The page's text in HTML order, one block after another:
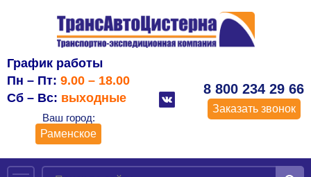
График работы
Пн – Пт: 9.00 – 18.00
Сб – Вс: выходные
Ваш город:
Раменское
8 800 234 29 66
Заказать звонок